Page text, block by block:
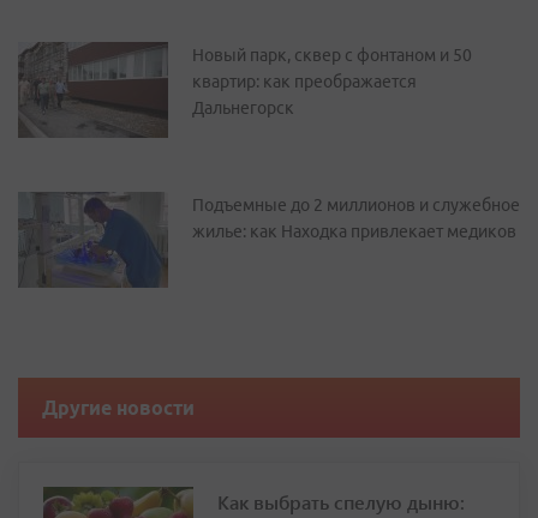
Новый парк, сквер с фонтаном и 50
квартир: как преображается
Дальнегорск
Подъемные до 2 миллионов и служебное
жилье: как Находка привлекает медиков
Другие новости
Как выбрать спелую дыню: